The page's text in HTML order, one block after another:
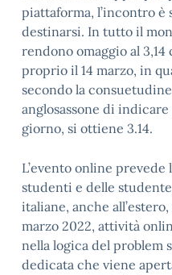
piattaforma, l’incontro è
destinarsi. In tutto il
rendono omaggio al
proprio il 14 marzo, in
secondo la
anglosassone di
giorno, si ottiene 3.14.
L’evento online
studenti e delle
italiane, anche
marzo 2022, attività
nella logica del problem
dedicata che viene